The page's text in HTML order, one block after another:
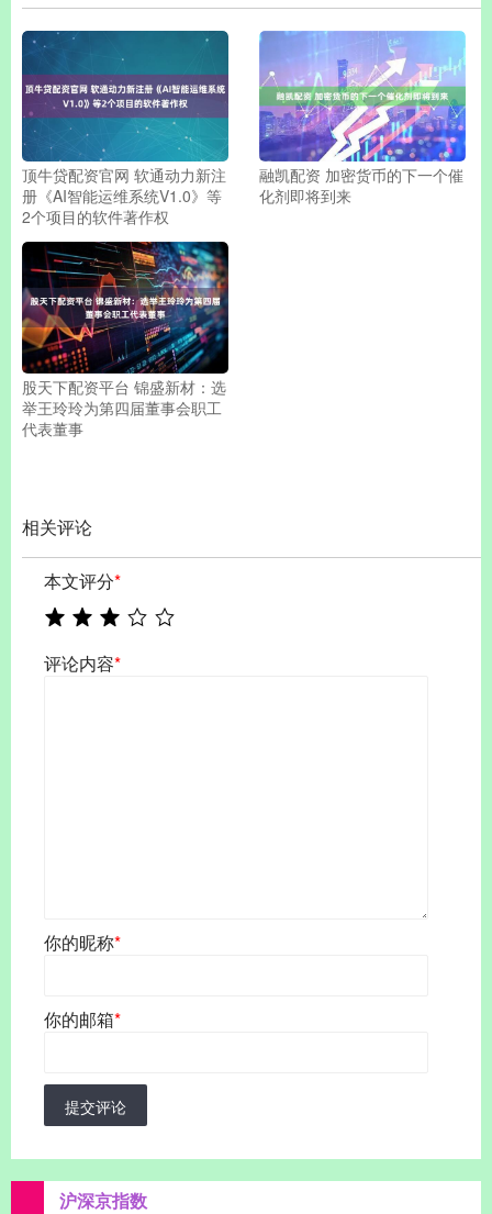
顶牛贷配资官网 软通动力新注
册《AI智能运维系统V1.0》等
2个项目的软件著作权
融凯配资 加密货币的下一个催
化剂即将到来
股天下配资平台 锦盛新材：选
举王玲玲为第四届董事会职工
代表董事
相关评论
本文评分*
评论内容*
你的昵称*
你的邮箱*
提交评论
沪深京指数